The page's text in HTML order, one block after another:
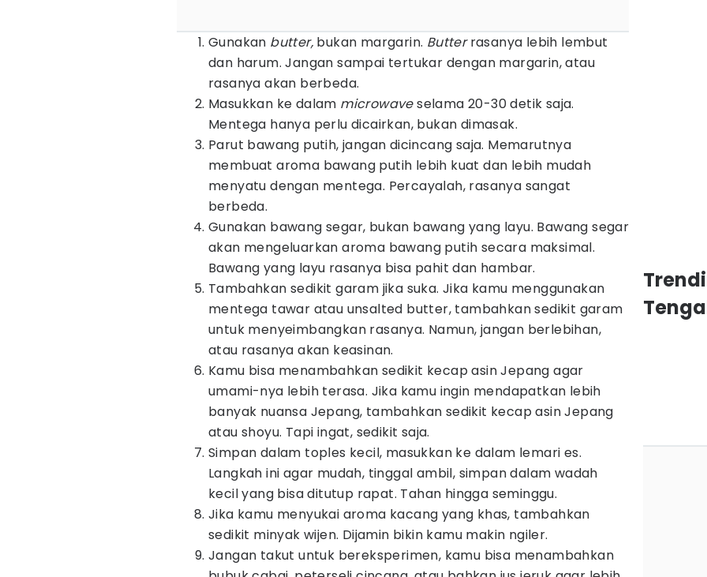
Gunakan butter, bukan margarin. Butterrasanya lebih lembut
dan harum. Jangan sampai tertukar dengan margarin, atau
rasanya akan berbeda.
Masukkan ke dalam microwaveselama 20-30 detik saja.
Mentega hanya perlu dicairkan, bukan dimasak.
Parut bawang putih, jangan dicincang saja. Memarutnya
membuat aroma bawang putih lebih kuat dan lebih mudah
menyatu dengan mentega. Percayalah, rasanya sangat
berbeda.
Gunakan bawang segar, bukan bawang yang layu. Bawang segar
akan mengeluarkan aroma bawang putih secara maksimal.
Bawang yang layu rasanya bisa pahit dan hambar.
Tambahkan sedikit garam jika suka. Jika kamu menggunakan
mentega tawar atau unsalted butter, tambahkan sedikit garam
untuk menyeimbangkan rasanya. Namun, jangan berlebihan,
atau rasanya akan keasinan.
Kamu bisa menambahkan sedikit kecap asin Jepang agar
umami-nya lebih terasa. Jika kamu ingin mendapatkan lebih
banyak nuansa Jepang, tambahkan sedikit kecap asin Jepang
atau shoyu. Tapi ingat, sedikit saja.
Simpan dalam toples kecil, masukkan ke dalam lemari es.
Langkah ini agar mudah, tinggal ambil, simpan dalam wadah
kecil yang bisa ditutup rapat. Tahan hingga seminggu.
Jika kamu menyukai aroma kacang yang khas, tambahkan
sedikit minyak wijen. Dijamin bikin kamu makin ngiler.
Jangan takut untuk bereksperimen, kamu bisa menambahkan